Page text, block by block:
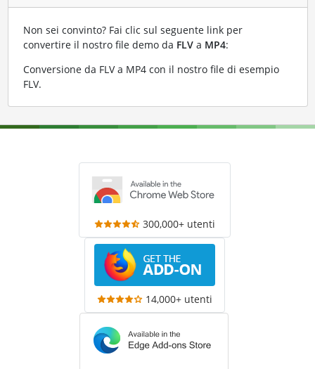
Non sei convinto? Fai clic sul seguente link per
convertire il nostro file demo da FLVa MP4:
Conversione da FLV a MP4 con il nostro file di esempio
FLV.
300,000+ utenti
14,000+ utenti